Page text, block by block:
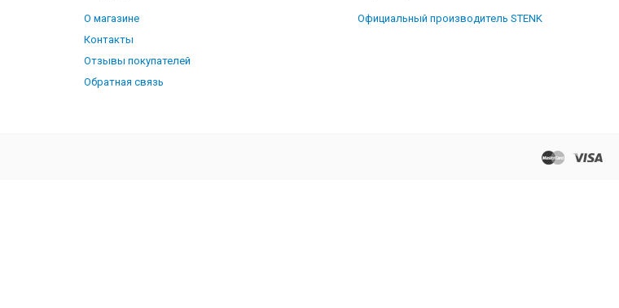
О магазине
Контакты
Отзывы покупателей
Обратная связь
Официальный производитель STENK